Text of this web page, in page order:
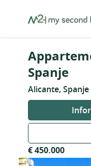
MySecondHome
Spanje
Alicante, Spanje
€ 450.000